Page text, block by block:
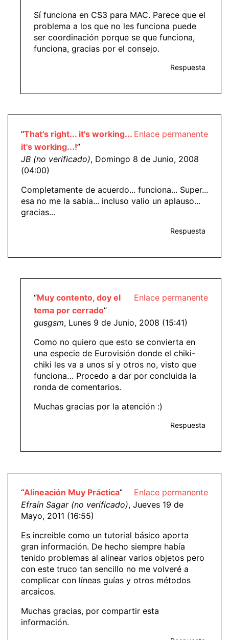
Sí funciona en CS3 para MAC. Parece que el
problema a los que no les funciona puede
ser coordinación porque se que funciona,
funciona, gracias por el consejo.
Respuesta
Enlace permanente
“That's right... it's working...
it's working...!”
JB (no verificado), Domingo 8 de Junio, 2008
(04:00)
Completamente de acuerdo... funciona... Super...
esa no me la sabia... incluso valio un aplauso...
gracias...
Respuesta
Enlace permanente
“Muy contento, doy el
tema por cerrado”
gusgsm, Lunes 9 de Junio, 2008 (15:41)
Como no quiero que esto se convierta en
una especie de Eurovisión donde el chiki-
chiki les va a unos sí y otros no, visto que
funciona… Procedo a dar por concluida la
ronda de comentarios.
Muchas gracias por la atención :)
Respuesta
Enlace permanente
“Alineación Muy Práctica”
Efraín Sagar (no verificado), Jueves 19 de
Mayo, 2011 (16:55)
Es increible como un tutorial básico aporta
gran información. De hecho siempre había
tenido problemas al alinear varios objetos pero
con este truco tan sencillo no me volveré a
complicar con líneas guías y otros métodos
arcaicos.
Muchas gracias, por compartir esta
información.